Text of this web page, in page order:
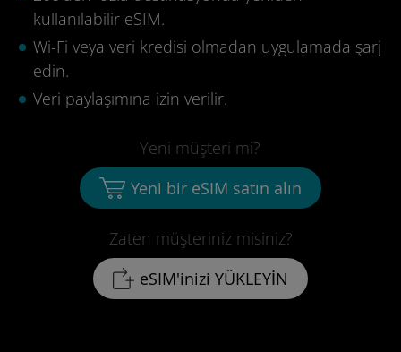
kullanılabilir eSIM.
Wi-Fi veya veri kredisi olmadan uygulamada şarj
edin.
Veri paylaşımına izin verilir.
Zaten müşteriniz misiniz?
eSIM'inizi YÜKLEYİN
Yeni müşteri mi?
Yeni bir eSIM satın alın